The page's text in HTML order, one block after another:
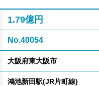
1.79億円
No.40054
大阪府東大阪市
鴻池新田駅(JR片町線)